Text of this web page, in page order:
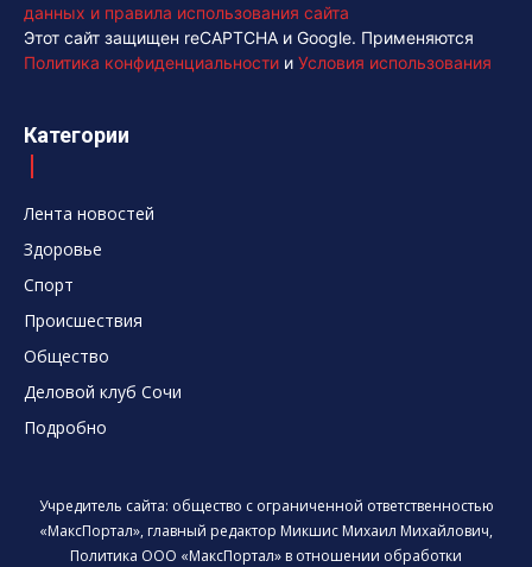
данных и правила использования сайта
Этот сайт защищен reCAPTCHA и Google. Применяются
Политика конфиденциальности и Условия использования
Категории
Лента новостей
Здоровье
Спорт
Происшествия
Общество
Деловой клуб Сочи
Подробно
Учредитель сайта: общество с ограниченной ответственностью
«МаксПортал», главный редактор Микшис Михаил Михайлович,
Политика ООО «МаксПортал» в отношении обработки